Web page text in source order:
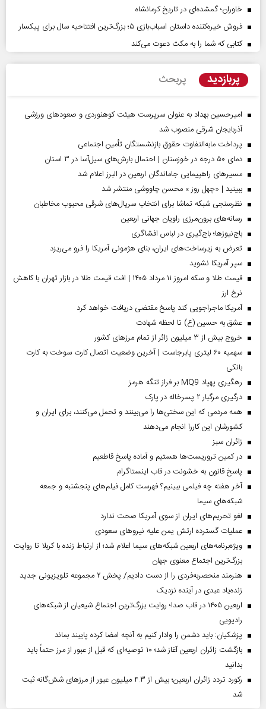
خاوران؛ گمشده‌ای در تاریخ کرمانشاه
فروش خیره‌کننده داستان اسباب‌بازی ۵؛ بزرگ‌ترین افتتاحیه سال برای پیکسار
کتابی که شما را به مکث دعوت می‌کند
پربازدید پربحث
امیرحسین بهداد به عنوان سرپرست هیئت کوهنوردی و صعودهای ورزشی
آذربایجان شرقی منصوب شد
پرداخت مابه‌التفاوت حقوق بازنشستگان تأمین اجتماعی
دمای ۵۰ درجه در خوزستان | احتمال بارش‌های سیل‌آسا در ۳ استان
مسیر‌های راهپیمایی جاماندگان اربعین در البرز اعلام شد
ببینید | «چهل روز » محسن چاووشی منتشر شد
نظرسنجی شبکه تماشا برای انتخاب سریال‌های شرقی محبوب مخاطبان
رسانه‌های برون‌مرزی راویان جهانی اربعین
باج‌نیوزها؛ باج‌گیری در لباس افشاگری
تعرض به زیرساخت‌های ایران، بنای هژمونی آمریکا را فرو می‌ریزد
سپر آمریکا نشوید
قیمت طلا و سکه امروز ۱۱ مرداد ۱۴۰۵ | افت قیمت طلا در بازار تهران با کاهش
نرخ ارز
آمریکا ماجراجویی کند پاسخ مقتضی دریافت خواهد کرد
عشق به حسین (ع) تا لحظه شهادت
خروج بیش از ۳ میلیون زائر از تمام مرز‌های کشور
سهمیه ۶۰ لیتری پابرجاست | آخرین وضعیت اتصال کارت سوخت به کارت
بانکی
رهگیری پهپاد MQ9 بر فراز تنگه هرمز
درگیری مرگبار ۲ پسرخاله در پارک
همه مردمی که این سختی‌ها را می‌بینند و تحمل می‌کنند، برای ایران و
کشورشان این کاررا انجام می‌دهند
‌زائران سبز
در کمین تروریست‌ها هستیم و آماده پاسخ قاطعیم
پاسخ قانون به خشونت در قاب اینستاگرام
آخر هفته چه فیلمی ببینیم؟ فهرست کامل فیلم‌های پنجشنبه و جمعه
شبکه‌های سیما
لغو تحریم‌های ایران از سوی آمریکا صحت ندارد
عملیات گسترده ارتش یمن علیه نیروهای سعودی
ویژه‌برنامه‌های اربعین شبکه‌های سیما اعلام شد؛ از ارتباط زنده با کربلا تا روایت
بزرگ‌ترین اجتماع معنوی جهان
هنرمند منحصر‌به‌فردی را از دست دادیم/ پخش ۲ مجموعه تلویزیونی جدید
زنده‌یاد عبدی در آینده نزدیک
اربعین ۱۴۰۵ در قاب صدا؛ روایت بزرگ‌ترین اجتماع شیعیان از شبکه‌های
رادیویی
پزشکیان: باید دشمن را وادار کنیم به آنچه امضا کرده پایبند بماند
بازگشت زائران اربعین آغاز شد؛ ۱۰ توصیه‌ای که قبل از عبور از مرز حتماً باید
بدانید
رکورد تردد زائران اربعین؛ بیش از ۴.۳ میلیون عبور از مرزهای شش‌گانه ثبت
شد